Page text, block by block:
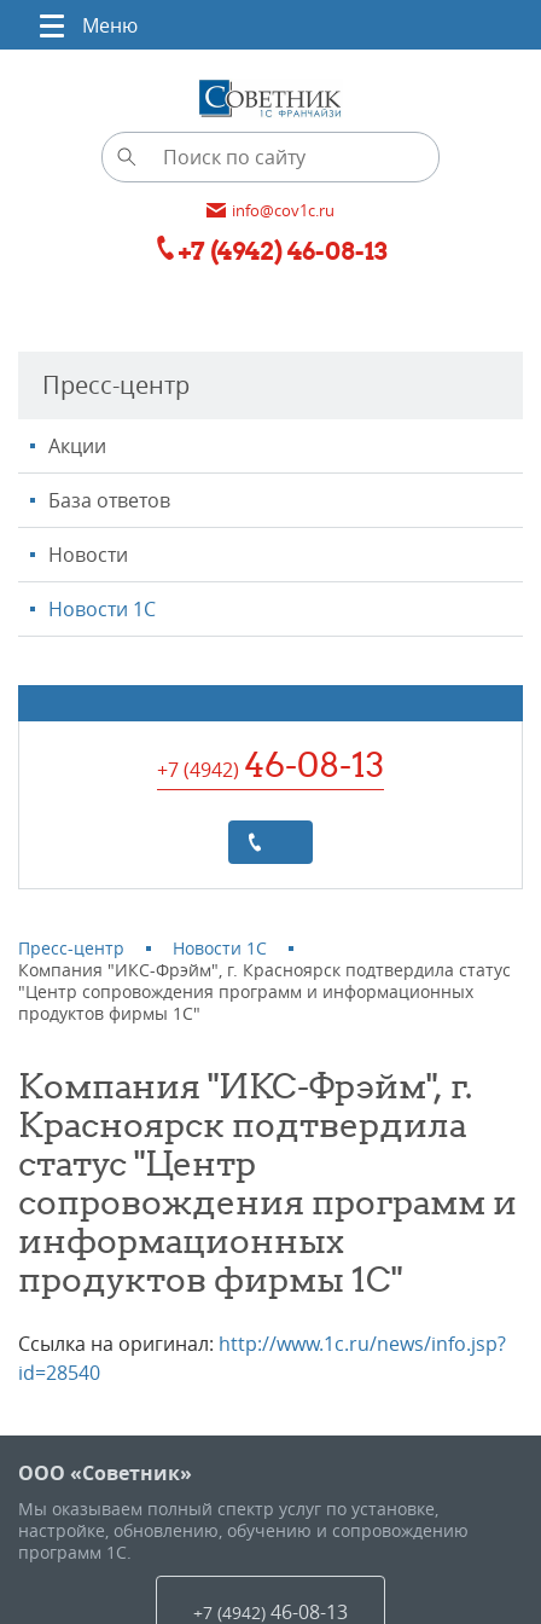
Меню
info@cov1c.ru
+7 (4942) 46-08-13
Пресс-центр
Акции
База ответов
Новости
Новости 1С
+7 (4942) 46-08-13
Пресс-центр
Новости 1С
Компания "ИКС-Фрэйм", г. Красноярск подтвердила статус
"Центр сопровождения программ и информационных
продуктов фирмы 1С"
Компания "ИКС-Фрэйм", г.
Красноярск подтвердила
статус "Центр
сопровождения программ и
информационных
продуктов фирмы 1С"
Ссылка на оригинал: http://www.1c.ru/news/info.jsp?
id=28540
ООО «Советник»
Мы оказываем полный спектр услуг по установке,
настройке, обновлению, обучению и сопровождению
программ 1С.
+7 (4942) 46-08-13